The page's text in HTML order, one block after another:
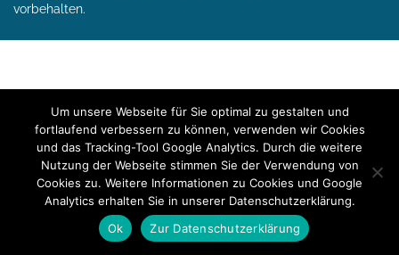
vorbehalten.
Um unsere Webseite für Sie optimal zu gestalten und
fortlaufend verbessern zu können, verwenden wir Cookies
und das Tracking-Tool Google Analytics. Durch die weitere
Nutzung der Webseite stimmen Sie der Verwendung von
Cookies zu. Weitere Informationen zu Cookies und Google
Analytics erhalten Sie in unserer Datenschutzerklärung.
Ok
Zur Datenschutzerklärung